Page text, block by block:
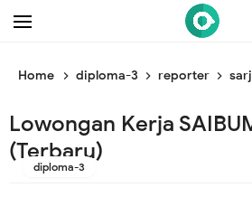
/* ganti br end */
Home diploma-3 reporter
Lowongan Kerja
(Terbaru)
diploma-3